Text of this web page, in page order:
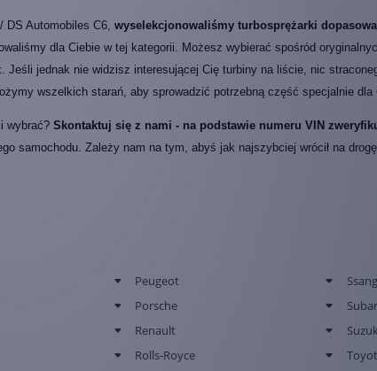
DS Automobiles C6, wyselekcjonowaliśmy turbosprężarki
dla Ciebie w tej kategorii. Możesz wybierać spośród
Jeśli jednak nie widzisz interesującej Cię turbiny na liście, nic
wszelkich starań, aby sprowadzić potrzebną część specjalnie dla
wybrać? Skontaktuj się z nami - na podstawie numeru VIN
samochodu. Zależy nam na tym, abyś jak najszybciej wrócił na
Peugeot
Porsche
Renault
Rolls-Royce